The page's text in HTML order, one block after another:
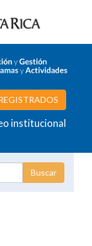
institucional